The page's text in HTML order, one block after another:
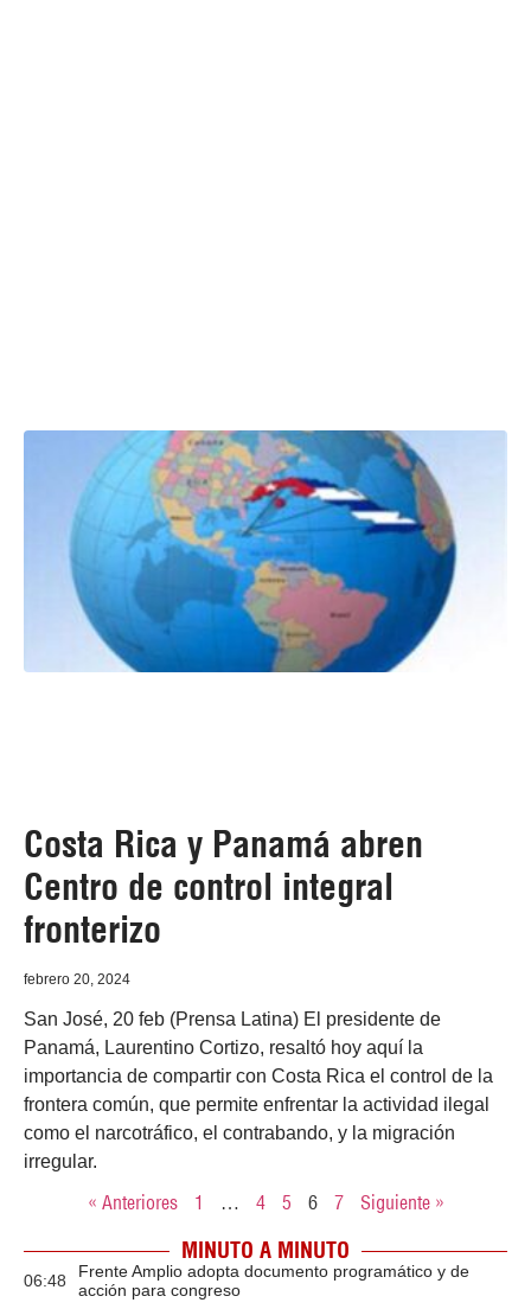
Costa Rica y Panamá abren
Centro de control integral
fronterizo
febrero 20, 2024
San José, 20 feb (Prensa Latina) El presidente de
Panamá, Laurentino Cortizo, resaltó hoy aquí la
importancia de compartir con Costa Rica el control de la
frontera común, que permite enfrentar la actividad ilegal
como el narcotráfico, el contrabando, y la migración
irregular.
« Anteriores 1 … 4 5 6 7 Siguiente »
MINUTO A MINUTO
06:48
Frente Amplio adopta documento programático y de
acción para congreso